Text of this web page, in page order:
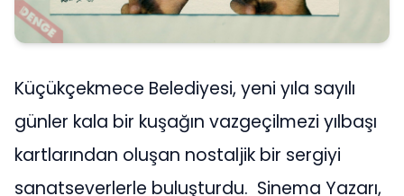
Küçükçekmece Belediyesi, yeni yıla sayılı
günler kala bir kuşağın vazgeçilmezi yılbaşı
kartlarından oluşan nostaljik bir sergiyi
sanatseverlerle buluşturdu. Sinema Yazarı,